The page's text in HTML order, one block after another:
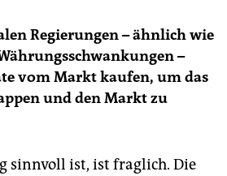
Regierungen – ähnlich wie
–
vom Markt kaufen, um das
und den Markt zu
sinnvoll ist, ist fraglich. Die